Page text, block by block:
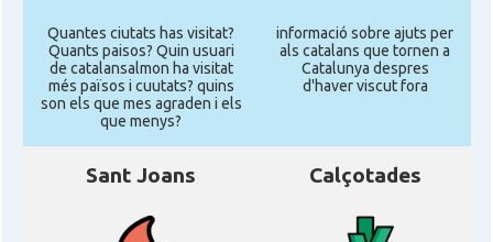
Quantes ciutats has visitat?
Quants paisos? Quin usuari
de catalansalmon ha visitat
més països i cuutats? quins
son els que mes agraden i els
que menys?
informació sobre ajuts per
als catalans que tornen a
Catalunya despres
d'haver viscut fora
Sant Joans Calçotades